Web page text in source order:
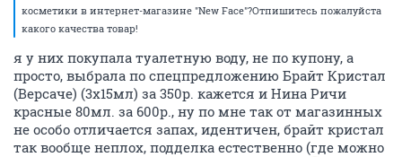
косметики в интернет-магазине "New Face"?Отпишитесь пожалуйста
какого качества товар!
я у них покупала туалетную воду, не по купону, а
просто, выбрала по спецпредложению Брайт Кристал
(Версаче) (3х15мл) за 350р. кажется и Нина Ричи
красные 80мл. за 600р., ну по мне так от магазинных
не особо отличается запах, идентичен, брайт кристал
так вообще неплох, подделка естественно (где можно